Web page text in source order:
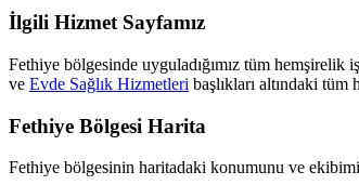
İlgili Hizmet Sayfamız
Fethiye bölgesinde uyguladığımız tüm
ve Evde Sağlık Hizmetleri başlıkları altındaki tüm
Fethiye Bölgesi Harita
Fethiye bölgesinin haritadaki konumunu ve